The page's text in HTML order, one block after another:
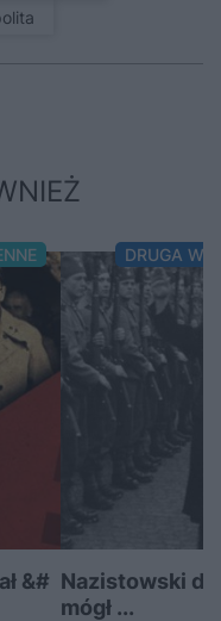
&#
DRUGA
Nazistowski
mógł ...